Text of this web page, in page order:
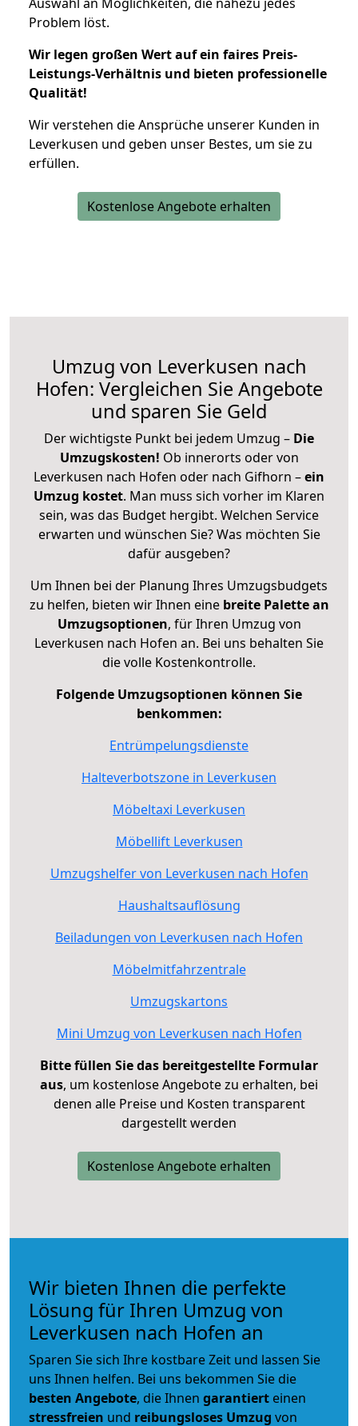
Problem löst.
Wir legen großen Wert auf ein faires Preis-
Leistungs-Verhältnis und bieten professionelle
Qualität!
Wir verstehen die Ansprüche unserer Kunden in
Leverkusen und geben unser Bestes, um sie zu
erfüllen.
Kostenlose Angebote erhalten
Umzug von Leverkusen nach
Hofen: Vergleichen Sie Angebote
und sparen Sie Geld
Der wichtigste Punkt bei jedem Umzug – Die
Umzugskosten! Ob innerorts oder von
Leverkusen nach Hofen oder nach Gifhorn –ein
Umzug kostet. Man muss sich vorher im Klaren
sein, was das Budget hergibt. Welchen Service
erwarten und wünschen Sie? Was möchten Sie
dafür ausgeben?
Um Ihnen bei der Planung Ihres Umzugsbudgets
zu helfen, bieten wir Ihnen eine breite Palette an
Umzugsoptionen, für Ihren Umzug von
Leverkusen nach Hofen an. Bei uns behalten Sie
die volle Kostenkontrolle.
Folgende Umzugsoptionen können Sie
benkommen:
Entrümpelungsdienste
Halteverbotszone in Leverkusen
Möbeltaxi Leverkusen
Möbellift Leverkusen
Umzugshelfer von Leverkusen nach Hofen
Haushaltsauflösung
Beiladungen von Leverkusen nach Hofen
Möbelmitfahrzentrale
Umzugskartons
Mini Umzug von Leverkusen nach Hofen
Bitte füllen Sie das bereitgestellte Formular
aus, um kostenlose Angebote zu erhalten, bei
denen alle Preise und Kosten transparent
dargestellt werden
Kostenlose Angebote erhalten
Wir bieten Ihnen die perfekte
Lösung für Ihren Umzug von
Leverkusen nach Hofen an
Sparen Sie sich Ihre kostbare Zeit und lassen Sie
uns Ihnen helfen. Bei uns bekommen Sie die
besten Angebote, die Ihnen garantiert einen
stressfreien und reibungsloses Umzug von